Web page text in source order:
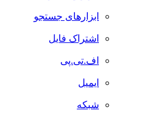
ابزارهای جستجو
اشتراک فایل
اف.تی.پی
ایمیل
شبکه